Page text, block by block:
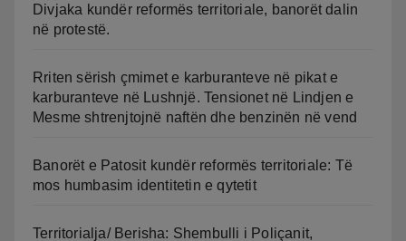
Divjaka kundër reformës territoriale, banorët dalin
në protestë.
Rriten sërish çmimet e karburanteve në pikat e
karburanteve në Lushnjë. Tensionet në Lindjen e
Mesme shtrenjtojnë naftën dhe benzinën në vend
Banorët e Patosit kundër reformës territoriale: Të
mos humbasim identitetin e qytetit
Territorialja/ Berisha: Shembulli i Poliçanit,